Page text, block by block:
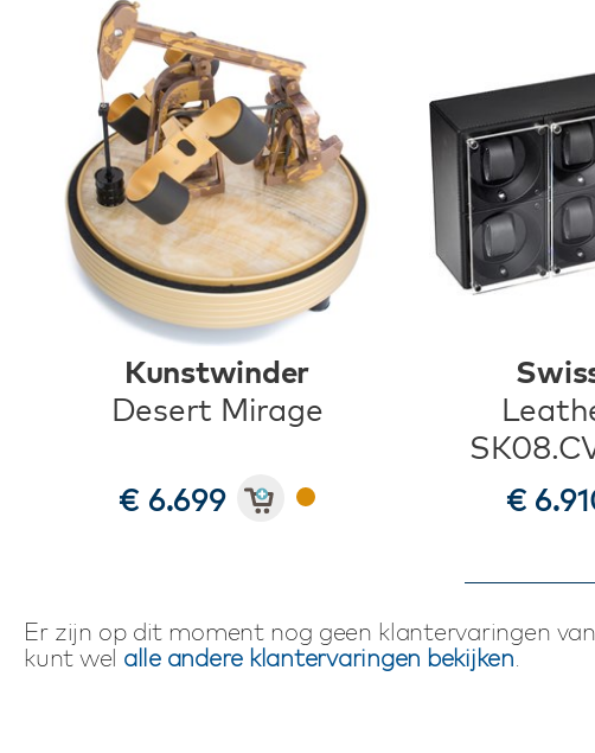
Kunstwinder
Desert Mirage
€ 6.699
€
Er zijn op dit moment nog geen klantervaringen
kunt wel alle andere klantervaringen bekijken.